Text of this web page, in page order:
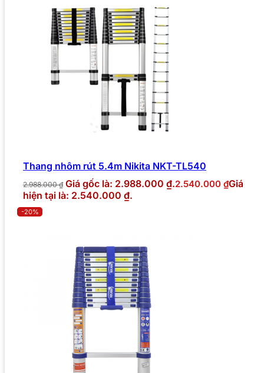
Thang nhôm rút 5.4m Nikita NKT-TL540
2.988.000₫ Giá gốc là: 2.988.000 ₫.2.540.000 ₫Giá
hiện tại là: 2.540.000 ₫.
-20%